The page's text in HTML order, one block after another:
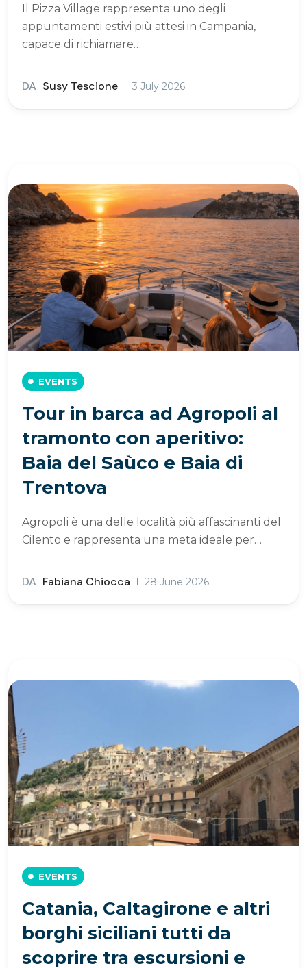
Il Pizza Village rappresenta uno degli
appuntamenti estivi più attesi in Campania,
capace di richiamare…
DA Susy Tescione 3 July 2026
EVENTS
Tour in barca ad Agropoli al
tramonto con aperitivo:
Baia del Saùco e Baia di
Trentova
Agropoli è una delle località più affascinanti del
Cilento e rappresenta una meta ideale per…
DA Fabiana Chiocca 28 June 2026
EVENTS
Catania, Caltagirone e altri
borghi siciliani tutti da
scoprire tra escursioni e